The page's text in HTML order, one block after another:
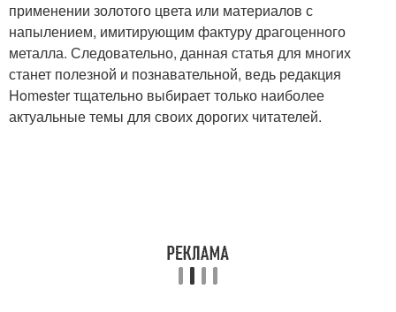
применении золотого цвета или материалов с
напылением, имитирующим фактуру драгоценного
металла. Следовательно, данная статья для многих
станет полезной и познавательной, ведь редакция
Homester тщательно выбирает только наиболее
актуальные темы для своих дорогих читателей.